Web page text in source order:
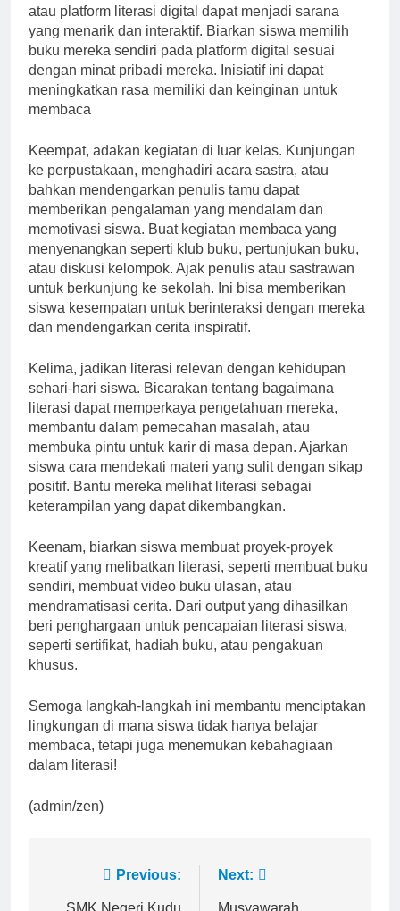
atau platform literasi digital dapat menjadi sarana
yang menarik dan interaktif. Biarkan siswa memilih
buku mereka sendiri pada platform digital sesuai
dengan minat pribadi mereka. Inisiatif ini dapat
meningkatkan rasa memiliki dan keinginan untuk
membaca
Keempat, adakan kegiatan di luar kelas. Kunjungan
ke perpustakaan, menghadiri acara sastra, atau
bahkan mendengarkan penulis tamu dapat
memberikan pengalaman yang mendalam dan
memotivasi siswa. Buat kegiatan membaca yang
menyenangkan seperti klub buku, pertunjukan buku,
atau diskusi kelompok. Ajak penulis atau sastrawan
untuk berkunjung ke sekolah. Ini bisa memberikan
siswa kesempatan untuk berinteraksi dengan mereka
dan mendengarkan cerita inspiratif.
Kelima, jadikan literasi relevan dengan kehidupan
sehari-hari siswa. Bicarakan tentang bagaimana
literasi dapat memperkaya pengetahuan mereka,
membantu dalam pemecahan masalah, atau
membuka pintu untuk karir di masa depan. Ajarkan
siswa cara mendekati materi yang sulit dengan sikap
positif. Bantu mereka melihat literasi sebagai
keterampilan yang dapat dikembangkan.
Keenam, biarkan siswa membuat proyek-proyek
kreatif yang melibatkan literasi, seperti membuat buku
sendiri, membuat video buku ulasan, atau
mendramatisasi cerita. Dari output yang dihasilkan
beri penghargaan untuk pencapaian literasi siswa,
seperti sertifikat, hadiah buku, atau pengakuan
khusus.
Semoga langkah-langkah ini membantu menciptakan
lingkungan di mana siswa tidak hanya belajar
membaca, tetapi juga menemukan kebahagiaan
dalam literasi!
(admin/zen)
Previous:
SMK Negeri Kudu
Next:
Musyawarah